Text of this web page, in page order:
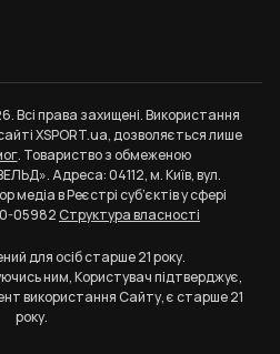
Всі права захищені. Використання
XSPORT.ua, дозволяється лише
. Товариство з обмеженою
Адреса: 04112, м. Київ, вул.
медіа в Реєстрі суб’єктів у сфері
05982Структура власності
для осіб старше 21 року.
ним, Користувач підтверджує,
використання Сайту, є старше 21
року.